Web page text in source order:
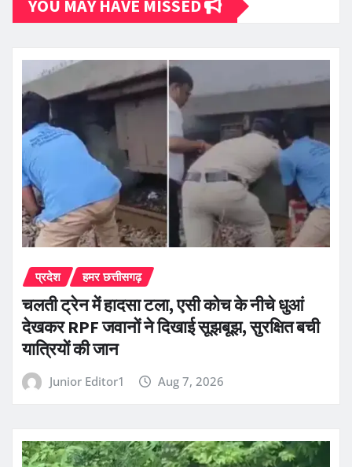
YOU MAY HAVE MISSED
प्रदेश हमर छत्तीसगढ़
चलती ट्रेन में हादसा टला, एसी कोच के नीचे धुआं
देखकर RPF जवानों ने दिखाई सूझबूझ, सुरक्षित बची
यात्रियों की जान
Junior Editor1 Aug 7, 2026